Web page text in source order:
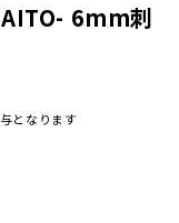
6mm刺
となります